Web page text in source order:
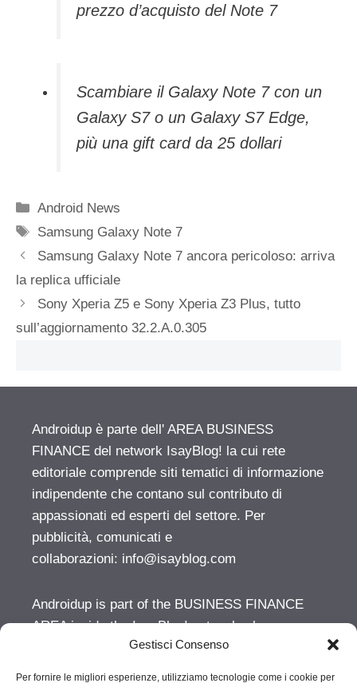
Gestisci Consenso
Per fornire le migliori esperienze, utilizziamo tecnologie come i cookie per
prezzo d’acquisto del Note 7
Scambiare il Galaxy Note 7 con un
Galaxy S7 o un Galaxy S7 Edge,
più una gift card da 25 dollari
Categorie
Android News
Tag
Samsung Galaxy Note 7
Samsung Galaxy Note 7 ancora pericoloso: arriva
la replica ufficiale
Sony Xperia Z5 e Sony Xperia Z3 Plus, tutto
sull’aggiornamento 32.2.A.0.305
Androidup è parte dell' AREA BUSINESS
FINANCE del network IsayBlog! la cui rete
editoriale comprende siti tematici di informazione
indipendente che contano sul contributo di
appassionati ed esperti del settore. Per
pubblicità, comunicati e
collaborazioni: info@isayblog.com
Androidup is part of the BUSINESS FINANCE
AREA inside the IsayBlog! network whose
license is owned by Nectivity Ltd. For